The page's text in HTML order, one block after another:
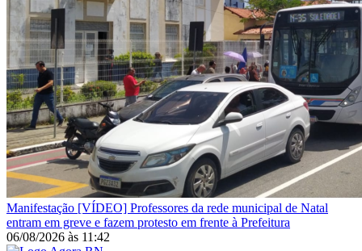
Manifestação [VÍDEO] Professores da rede municipal de Natal
entram em greve e fazem protesto em frente à Prefeitura
06/08/2026 às 11:42